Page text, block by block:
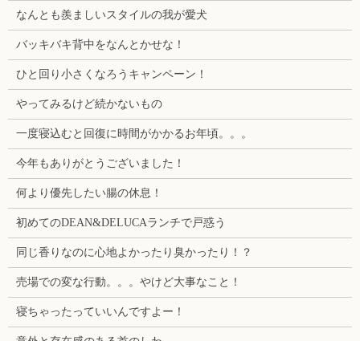
なんとも羨ましいスタイルの我が愛犬
バッキバキ背中をなんとかせな！
ひと回り小さくなろうキャンペーン！
やってみるけど続かないもの
一度寝込むと回復に時間がかかるお年頃。。。
今年もありがとうございました！
何より優先したい腸の休息！
初めてのDEAN&DELUCAランチで戸惑う
同じ香りなのに心地よかったり臭かったり！？
売場での変な行動。。。やけど大事なこと！
寝ちゃったっていいんですよー！